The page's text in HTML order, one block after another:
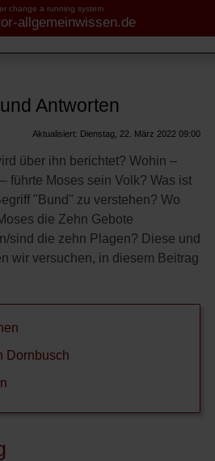
change a running system
allgemeinwissen.de
Antworten
Aktualisiert: Dienstag, 22. März 2022 09:00
über ihn berichtet? Wohin –
führte Moses sein Volk? Was ist
"Bund" zu verstehen? Wo
die Zehn Gebote
sind die zehn Plagen? Diese und
wir versuchen, in diesem Beitrag
Dornbusch